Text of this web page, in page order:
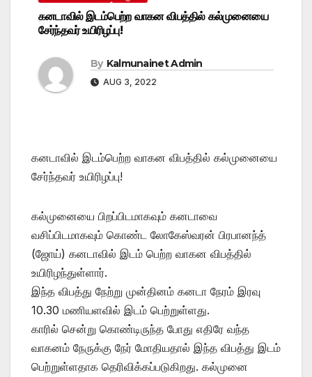
கனடாவில் இடம்பெற்ற வாகன விபத்தில் கல்முனையை
சேர்ந்தவர் உயிரிழப்பு!
By Kalmunainet Admin
AUG 3, 2022
கனடாவில் இடம்பெற்ற வாகன விபத்தில் கல்முனையை
சேர்ந்தவர் உயிரிழப்பு!
கல்முனையை பிறப்பிடமாகவும் கனடாவை
வசிப்பிடமாகவும் கொண்ட லோகேஸ்வரன் பிரபானந்த்
(ஜோய்) கனடாவில் இடம் பெற்ற வாகன விபத்தில்
உயிரிழந்துள்ளார்.
இந்த விபத்து நேற்று முன்தினம் கனடா நேரம் இரவு
10.30 மணியளவில் இடம் பெற்றுள்ளது.
காரில் சென்று கொண்டிருந்த போது எதிரே வந்த
வாகனம் நேருக்கு நேர் மோதியதால் இந்த விபத்து இடம்
பெற்றுள்ளதாக தெரிவிக்கப்படுகிறது. கல்முனை